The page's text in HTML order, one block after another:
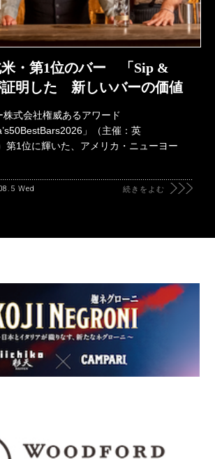
米・第1位のバー 「Sip &
証明した 新しいバーの価値
株式会社権威あるアワード
」（主催：英
第1位に輝いた、アメリカ・ニューヨー
Wed 続きをよむ